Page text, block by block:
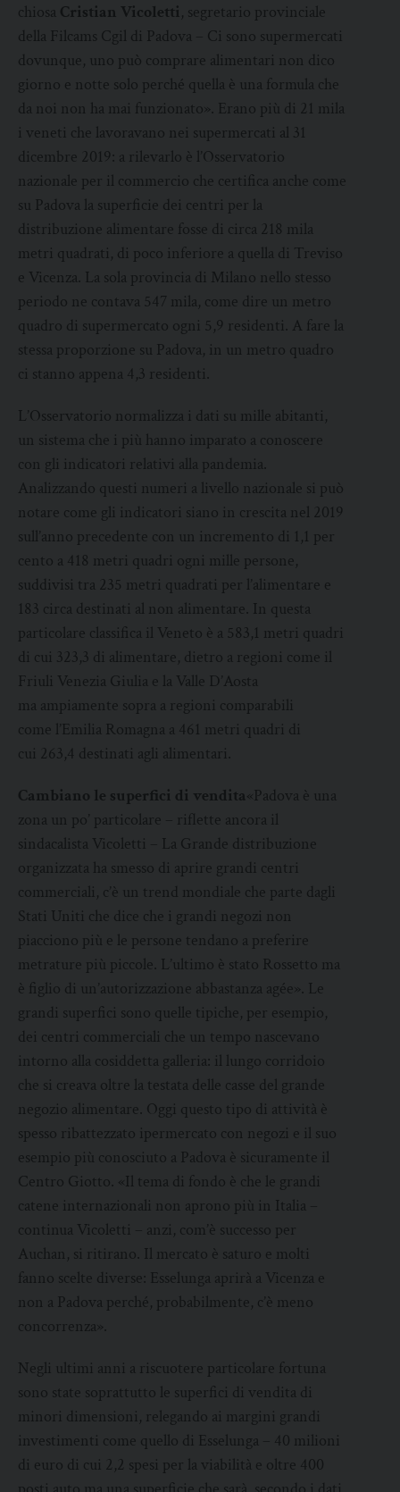
chiosa Cristian Vicoletti, segretario provinciale
della Filcams Cgil di Padova – Ci sono supermercati
dovunque, uno può comprare alimentari non dico
giorno e notte solo perché quella è una formula che
da noi non ha mai funzionato». Erano più di 21 mila
i veneti che lavoravano nei supermercati al 31
dicembre 2019: a rilevarlo è l’Osservatorio
nazionale per il commercio che certifica anche come
su Padova la superficie dei centri per la
distribuzione alimentare fosse di circa 218 mila
metri quadrati, di poco inferiore a quella di Treviso
e Vicenza. La sola provincia di Milano nello stesso
periodo ne contava 547 mila, come dire un metro
quadro di supermercato ogni 5,9 residenti. A fare la
stessa proporzione su Padova, in un metro quadro
ci stanno appena 4,3 residenti.
L’Osservatorio normalizza i dati su mille abitanti,
un sistema che i più hanno imparato a conoscere
con gli indicatori relativi alla pandemia.
Analizzando questi numeri a livello nazionale si può
notare come gli indicatori siano in crescita nel 2019
sull’anno precedente con un incremento di 1,1 per
cento a 418 metri quadri ogni mille persone,
suddivisi tra 235 metri quadrati per l’alimentare e
183 circa destinati al non alimentare. In questa
particolare classifica il Veneto è a 583,1 metri quadri
di cui 323,3 di alimentare, dietro a regioni come il
Friuli Venezia Giulia e la Valle D’Aosta
ma ampiamente sopra a regioni comparabili
come l’Emilia Romagna a 461 metri quadri di
cui 263,4 destinati agli alimentari.
Cambiano le superfici di vendita«Padova è una
zona un po’ particolare – riflette ancora il
sindacalista Vicoletti – La Grande distribuzione
organizzata ha smesso di aprire grandi centri
commerciali, c’è un trend mondiale che parte dagli
Stati Uniti che dice che i grandi negozi non
piacciono più e le persone tendano a preferire
metrature più piccole. L’ultimo è stato Rossetto ma
è figlio di un’autorizzazione abbastanza agée». Le
grandi superfici sono quelle tipiche, per esempio,
dei centri commerciali che un tempo nascevano
intorno alla cosiddetta galleria: il lungo corridoio
che si creava oltre la testata delle casse del grande
negozio alimentare. Oggi questo tipo di attività è
spesso ribattezzato ipermercato con negozi e il suo
esempio più conosciuto a Padova è sicuramente il
Centro Giotto. «Il tema di fondo è che le grandi
catene internazionali non aprono più in Italia –
continua Vicoletti – anzi, com’è successo per
Auchan, si ritirano. Il mercato è saturo e molti
fanno scelte diverse: Esselunga aprirà a Vicenza e
non a Padova perché, probabilmente, c’è meno
concorrenza».
Negli ultimi anni a riscuotere particolare fortuna
sono state soprattutto le superfici di vendita di
minori dimensioni, relegando ai margini grandi
investimenti come quello di Esselunga – 40 milioni
di euro di cui 2,2 spesi per la viabilità e oltre 400